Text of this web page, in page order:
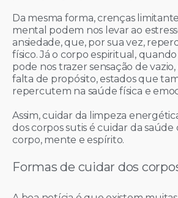
Da mesma forma, crenças
mental podem nos levar ao
ansiedade, que, por sua vez,
físico. Já o corpo espiritual,
pode nos trazer sensação de
falta de propósito, estados que
repercutem na saúde física e
Assim, cuidar da limpeza
dos corpos sutis é cuidar da
corpo, mente e espírito.
Formas de cuidar dos